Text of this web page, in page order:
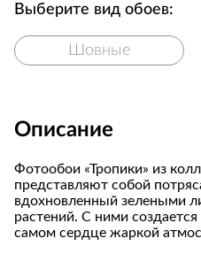
Выберите вид обоев:
Шовные
Описание
Фотообои «Тропики» из
представляют собой
вдохновленный зелеными
растений. С ними
самом сердце жаркой